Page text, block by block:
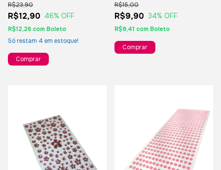
Bloquinho
R$12,90
R$23,90
46% OFF
R$12,26 com Boleto
Só restam 4 em estoque!
R$9,90
R$15,00
34% OFF
R$9,41 com Boleto